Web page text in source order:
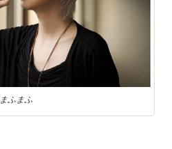
まふまふ